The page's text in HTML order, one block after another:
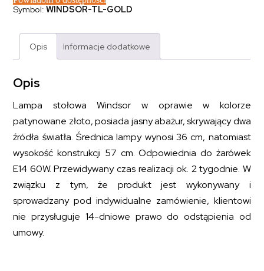
Symbol:WINDSOR-TL-GOLD
Opis Informacje dodatkowe
Opis
Lampa stołowa Windsor w oprawie w kolorze
patynowane złoto, posiada jasny abażur, skrywający dwa
źródła światła. Średnica lampy wynosi 36 cm, natomiast
wysokość konstrukcji 57 cm. Odpowiednia do żarówek
E14 60W. Przewidywany czas realizacji ok. 2 tygodnie. W
związku z tym, że produkt jest wykonywany i
sprowadzany pod indywidualne zamówienie, klientowi
nie przysługuje 14-dniowe prawo do odstąpienia od
umowy.